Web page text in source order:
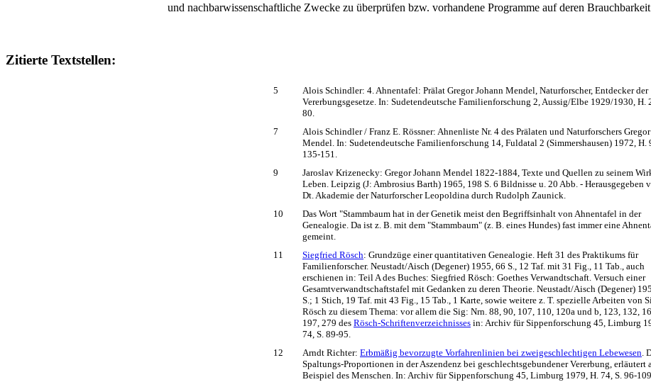
und nachbarwissenschaftliche Zwecke zu überprüfen bzw. vorhandene Programme auf deren Brauchbarkeit
Zitierte Textstellen:
5
Alois Schindler: 4. Ahnentafel: Prälat Gregor Johann Mendel, Naturforscher, Entdecker der
Vererbungsgesetze. In: Sudetendeutsche Familienforschung 2, Aussig/Elbe 1929/1930, H.
80.
7
Alois Schindler / Franz E. Rössner: Ahnenliste Nr. 4 des Prälaten und Naturforschers Gregor
Mendel. In: Sudetendeutsche Familienforschung 14, Fuldatal 2 (Simmershausen) 1972, H.
135-151.
9
Jaroslav Krizenecky: Gregor Johann Mendel 1822-1884, Texte und Quellen zu seinem
Leben. Leipzig (J: Ambrosius Barth) 1965, 198 S. 6 Bildnisse u. 20 Abb. - Herausgegeben
Dt. Akademie der Naturforscher Leopoldina durch Rudolph Zaunick.
10
Das Wort "Stammbaum hat in der Genetik meist den Begriffsinhalt von Ahnentafel in der
Genealogie. Da ist z. B. mit dem "Stammbaum" (z. B. eines Hundes) fast immer eine
gemeint.
11
Siegfried Rösch: Grundzüge einer quantitativen Genealogie. Heft 31 des Praktikums für
Familienforscher. Neustadt/Aisch (Degener) 1955, 66 S., 12 Taf. mit 31 Fig., 11 Tab., auch
erschienen in: Teil A des Buches: Siegfried Rösch: Goethes Verwandtschaft. Versuch einer
Gesamtverwandtschaftstafel mit Gedanken zu deren Theorie. Neustadt/Aisch (Degener)
S.; 1 Stich, 19 Taf. mit 43 Fig., 15 Tab., 1 Karte, sowie weitere z. T. spezielle Arbeiten von
Rösch zu diesem Thema: vor allem die Sig: Nrn. 88, 90, 107, 110, 120a und b, 123, 132,
197, 279 des Rösch-Schriftenverzeichnisses in: Archiv für Sippenforschung 45, Limburg
74, S. 89-95.
12
Arndt Richter: Erbmäßig bevorzugte Vorfahrenlinien bei zweigeschlechtigen Lebewesen.
Spaltungs-Proportionen in der Aszendenz bei geschlechtsgebundener Vererbung, erläutert
Beispiel des Menschen. In: Archiv für Sippenforschung 45, Limburg 1979, H. 74, S. 96-